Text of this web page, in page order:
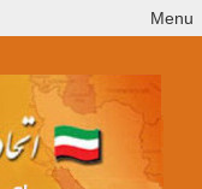
to
Menu